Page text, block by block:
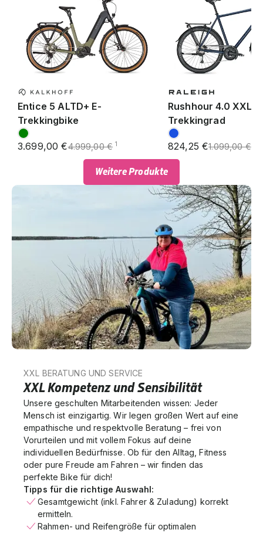
Entice 5 ALTD+ E-
Trekkingbike
3.699,00 €4.999,00 € 1
Rushhour 4.0 XXL
Trekkingrad
824,25 €1.099,00 €
Weitere Produkte
XXL BERATUNG UND SERVICE
XXL Kompetenz und Sensibilität
Unsere geschulten Mitarbeitenden wissen: Jeder
Mensch ist einzigartig. Wir legen großen Wert auf eine
empathische und respektvolle Beratung – frei von
Vorurteilen und mit vollem Fokus auf deine
individuellen Bedürfnisse. Ob für den Alltag, Fitness
oder pure Freude am Fahren – wir finden das
perfekte Bike für dich!
Tipps für die richtige Auswahl:
Gesamtgewicht (inkl. Fahrer & Zuladung) korrekt
ermitteln.
Rahmen- und Reifengröße für optimalen